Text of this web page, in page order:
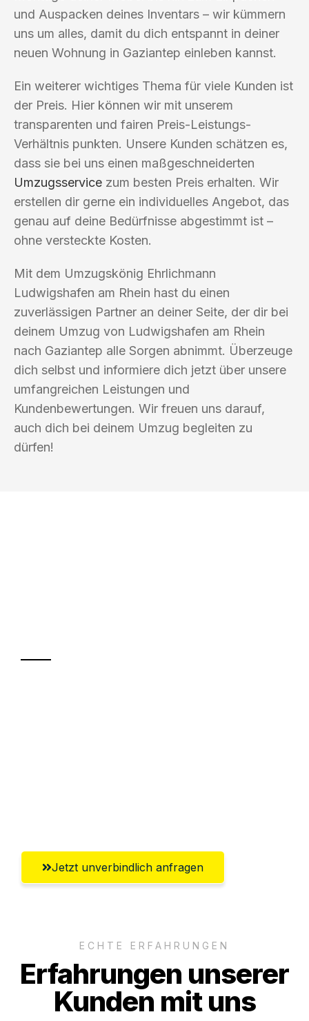
und Auspacken deines Inventars – wir kümmern
uns um alles, damit du dich entspannt in deiner
neuen Wohnung in Gaziantep einleben kannst.
Ein weiterer wichtiges Thema für viele Kunden ist
der Preis. Hier können wir mit unserem
transparenten und fairen Preis-Leistungs-
Verhältnis punkten. Unsere Kunden schätzen es,
dass sie bei uns einen maßgeschneiderten
Umzugsservice zum besten Preis erhalten. Wir
erstellen dir gerne ein individuelles Angebot, das
genau auf deine Bedürfnisse abgestimmt ist –
ohne versteckte Kosten.
Mit dem Umzugskönig Ehrlichmann
Ludwigshafen am Rhein hast du einen
zuverlässigen Partner an deiner Seite, der dir bei
deinem Umzug von Ludwigshafen am Rhein
nach Gaziantep alle Sorgen abnimmt. Überzeuge
dich selbst und informiere dich jetzt über unsere
umfangreichen Leistungen und
Kundenbewertungen. Wir freuen uns darauf,
auch dich bei deinem Umzug begleiten zu
dürfen!
Jetzt unverbindlich anfragen
ECHTE ERFAHRUNGEN
Erfahrungen unserer
Kunden mit uns